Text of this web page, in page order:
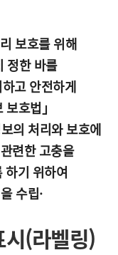
보호를 위해
정한 바를
고 안전하게
호법」
의 처리와 보호에
련한 고충을
하기 위하여
수립·
(라벨링)